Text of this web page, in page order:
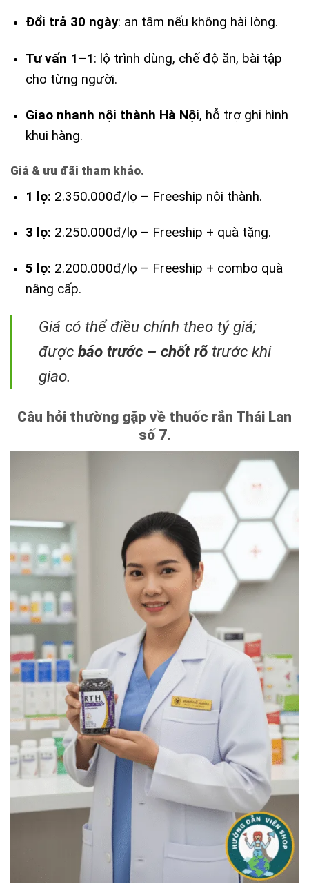
Đổi trả 30 ngày: an tâm nếu không hài lòng.
Tư vấn 1–1: lộ trình dùng, chế độ ăn, bài tập
cho từng người.
Giao nhanh nội thành Hà Nội, hỗ trợ ghi hình
khui hàng.
Giá & ưu đãi tham khảo.
1 lọ: 2.350.000đ/lọ – Freeship nội thành.
3 lọ: 2.250.000đ/lọ – Freeship + quà tặng.
5 lọ: 2.200.000đ/lọ – Freeship + combo quà
nâng cấp.
Giá có thể điều chỉnh theo tỷ giá;
được báo trước – chốt rõtrước khi
giao.
Câu hỏi thường gặp về thuốc rắn Thái Lan
số 7.